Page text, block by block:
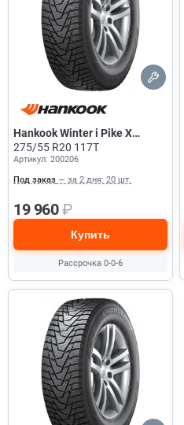
Hankook Winter i Pike X
W429A
275/55 R20 117T
Артикул: 200206
Под заказ — за 2 дня: 20 шт.
19 960₽
Купить
Рассрочка 0-0-6